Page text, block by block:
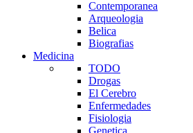
Contemporanea
Arqueologia
Belica
Biografias
Medicina
TODO
Drogas
El Cerebro
Enfermedades
Fisiologia
Genetica